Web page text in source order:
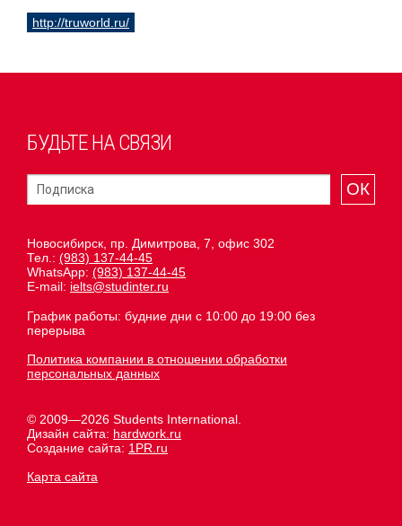
http://truworld.ru/
БУДЬТЕ НА СВЯЗИ
ОК
Новосибирск, пр. Димитрова, 7, офис 302
Тел.: (983) 137-44-45
WhatsApp: (983) 137-44-45
E-mail: ielts@studinter.ru
График работы: будние дни с 10:00 до 19:00 без
перерыва
Политика компании в отношении обработки
персональных данных
© 2009—2026 Students International.
Дизайн сайта: hardwork.ru
Создание сайта: 1PR.ru
Карта сайта